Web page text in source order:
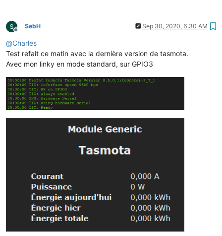
Offline
SebH Sep 30, 2020, 6:30 AM
@Charles
Test refait ce matin avec la dernière version de tasmota.
Avec mon linky en mode standard, sur GPIO3